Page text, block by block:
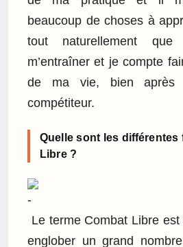
beaucoup de choses à
tout naturellement
m’entraîner et je compte
de ma vie, bien après
compétiteur.
Quelle sont les différentes
Libre ?
Le terme Combat Libre
englober un grand